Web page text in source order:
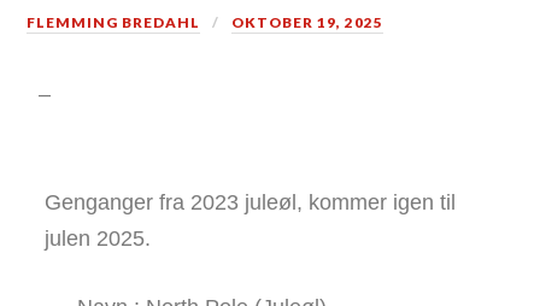
FLEMMING BREDAHL OKTOBER 19, 2025
–
Genganger fra 2023 juleøl, kommer igen til
julen 2025.